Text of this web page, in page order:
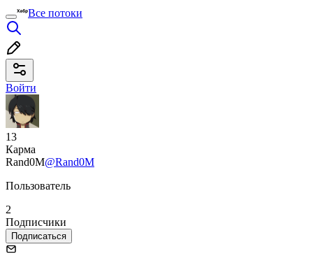
Все потоки
Войти
13
Карма
Rand0M@Rand0M
Пользователь
2
Подписчики
Подписаться